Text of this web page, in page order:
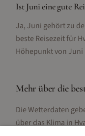
Ist Juni eine gute
Ja, Juni gehört zu
beste Reisezeit für
Höhepunkt von Juni
Mehr über die
Die Wetterdaten
über das Klima in